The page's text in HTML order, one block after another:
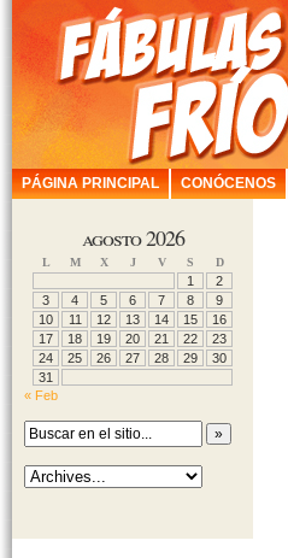
PÁGINA PRINCIPAL CONÓCENOS
agosto 2026
L M X J V S D
1
2
3
4 5 6 7 8
9
10
11 12 13 14 15
16
17
18 19 20 21 22
23
24
25 26 27 28 29
30
31
« Feb